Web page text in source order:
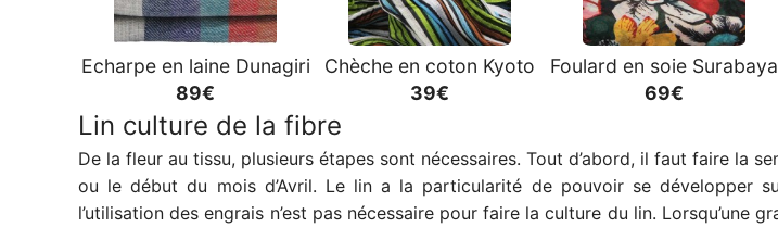
Echarpe en laine Dunagiri
89€
Chèche en coton Kyoto
39€
Foulard en soie Surabaya
69€
Lin culture de la fibre
De la fleur au tissu, plusieurs étapes sont nécessaires. Tout d’abord, il faut faire la
ou le début du mois d’Avril. Le lin a la particularité de pouvoir se développer
l’utilisation des engrais n’est pas nécessaire pour faire la culture du lin. Lorsqu’une